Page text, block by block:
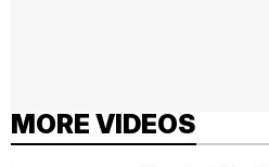
MORE VIDEOS